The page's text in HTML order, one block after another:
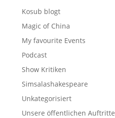
Kosub blogt
Magic of China
My favourite Events
Podcast
Show Kritiken
Simsalashakespeare
Unkategorisiert
Unsere öffentlichen Auftritte